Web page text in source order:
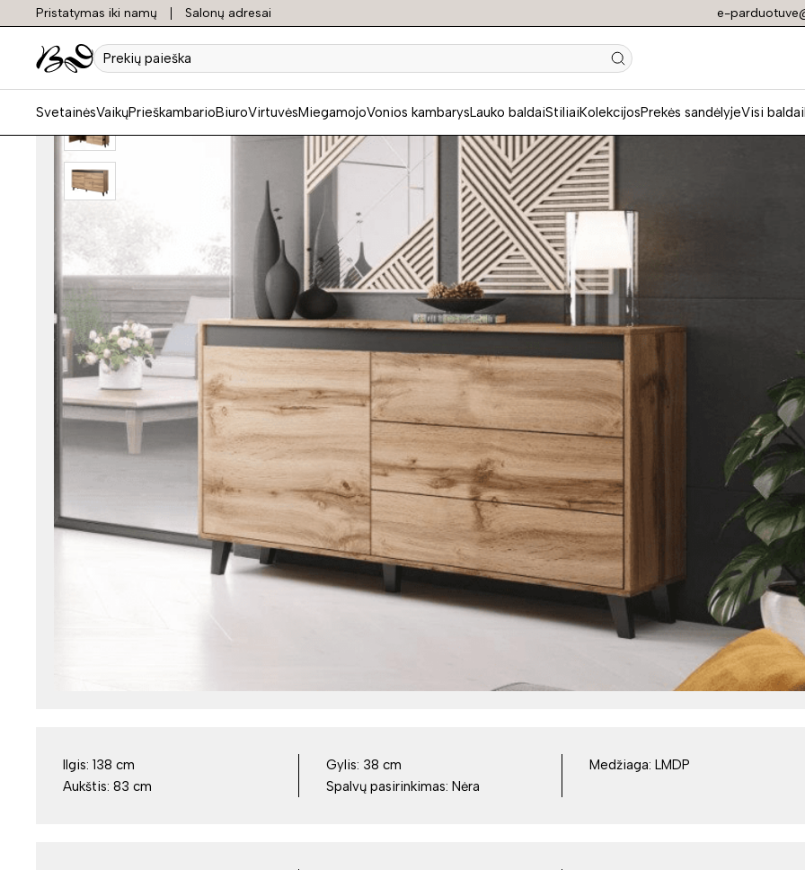
Pristatymas iki namų Salonų adresai e-
Prekių
paieška
SvetainėsVaikųPrieškambarioBiuroVirtuvėsMiegamojoVonios kambarysLauko baldaiStiliaiKolekcijosPrekės sandėlyjeVisi baldai
Ilgis: 138 cm
Aukštis: 83 cm
Gylis: 38 cm
Spalvų pasirinkimas: Nėra
Medžiaga: LMDP